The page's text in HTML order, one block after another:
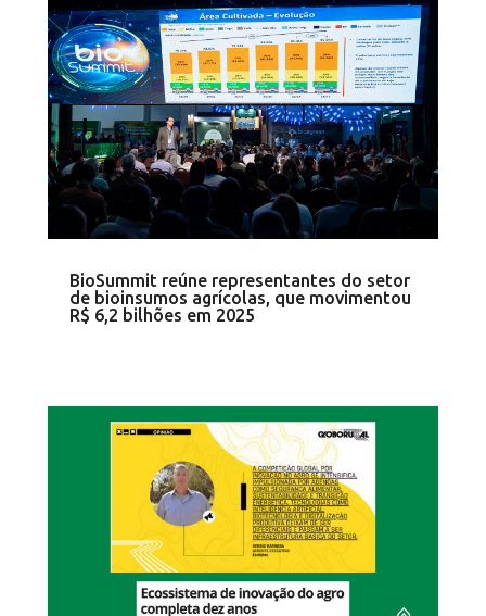
BioSummit reúne representantes do setor
de bioinsumos agrícolas, que movimentou
R$ 6,2 bilhões em 2025